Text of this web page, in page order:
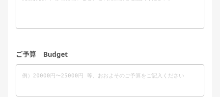
ご予算 Budget